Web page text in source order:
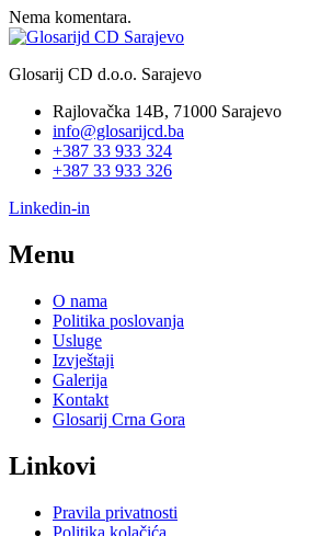
Nema komentara.
Glosarij CD d.o.o. Sarajevo
Rajlovačka 14B, 71000 Sarajevo
info@glosarijcd.ba
+387 33 933 324
+387 33 933 326
Linkedin-in
Menu
O nama
Politika poslovanja
Usluge
Izvještaji
Galerija
Kontakt
Glosarij Crna Gora
Linkovi
Pravila privatnosti
Politika kolačića